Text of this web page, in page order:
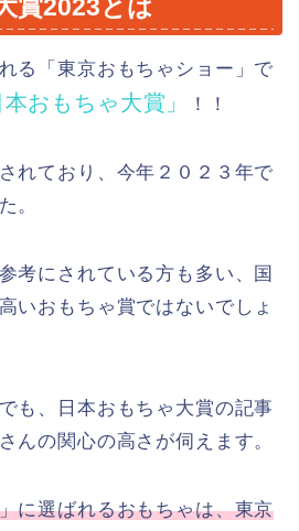
賞2023とは
る「東京おもちゃショー」で
本おもちゃ大賞」 ！！
れており、今年２０２３年で
。
考にされている方も多い、国
いおもちゃ賞ではないでしょ
も、日本おもちゃ大賞の記事
んの関心の高さが伺えます。
に選ばれるおもちゃは、東京